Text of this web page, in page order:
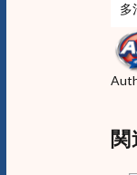
多
関